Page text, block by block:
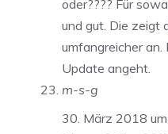
oder???? Für
und gut. Die zeigt
umfangreicher
Update angeht.
m-s-g
30. März 2018